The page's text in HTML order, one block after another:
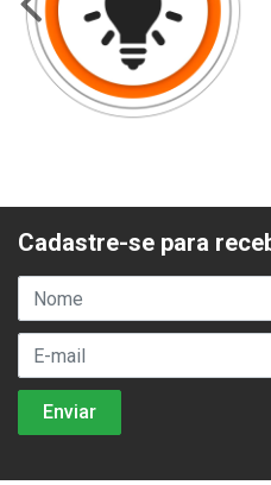
Cadastre-se para